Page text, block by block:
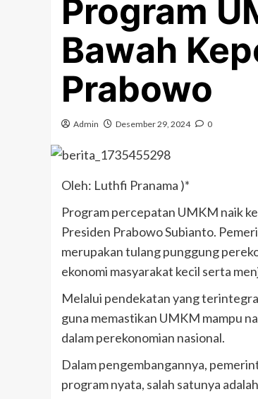
Program
Bawah
Prabowo
Admin Desember 29, 2024 0
Oleh: Luthfi Pranama )*
Program percepatan UMKM naik
Presiden Prabowo Subianto.
merupakan tulang punggung
ekonomi masyarakat kecil serta
Melalui pendekatan yang
guna memastikan UMKM mampu
dalam perekonomian nasional.
Dalam pengembangannya,
program nyata, salah satunya